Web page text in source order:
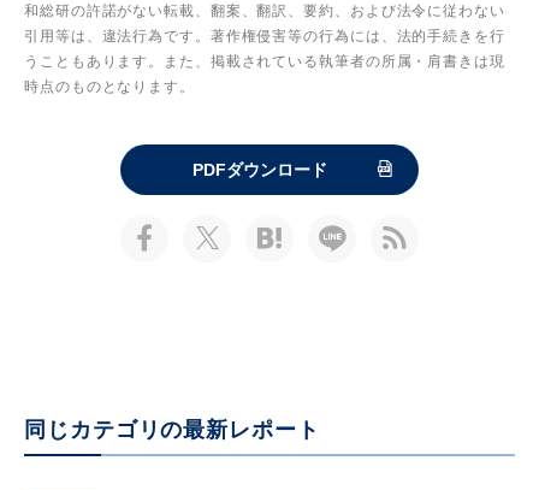
和総研の許諾がない転載、翻案、翻訳、要約、および法令に従わない
引用等は、違法行為です。著作権侵害等の行為には、法的手続きを行
うこともあります。また、掲載されている執筆者の所属・肩書きは現
時点のものとなります。
PDFダウンロード
同じカテゴリの最新レポート